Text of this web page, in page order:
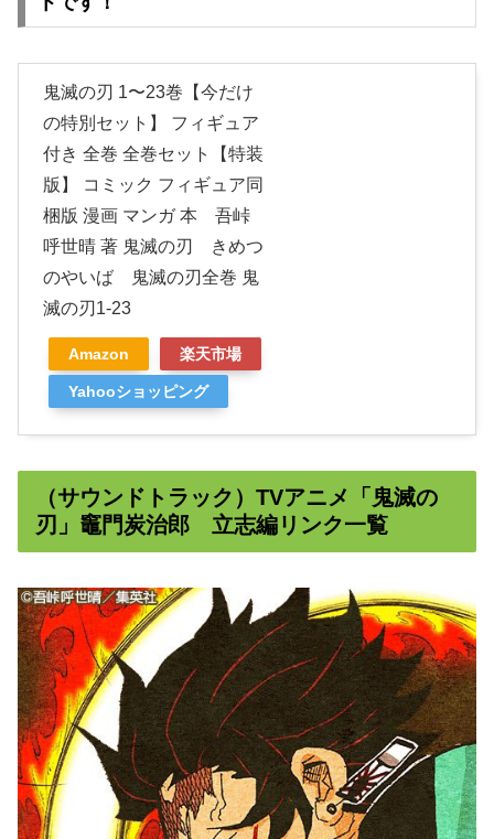
鬼滅の刃 1〜23巻【今だけ
の特別セット】 フィギュア
付き 全巻 全巻セット【特装
版】 コミック フィギュア同
梱版 漫画 マンガ 本 吾峠
呼世晴 著 鬼滅の刃 きめつ
のやいば 鬼滅の刃全巻 鬼
滅の刃1-23
Amazon 楽天市場
Yahooショッピング
（サウンドトラック）TVアニメ「鬼滅の
刃」竈門炭治郎 立志編リンク一覧